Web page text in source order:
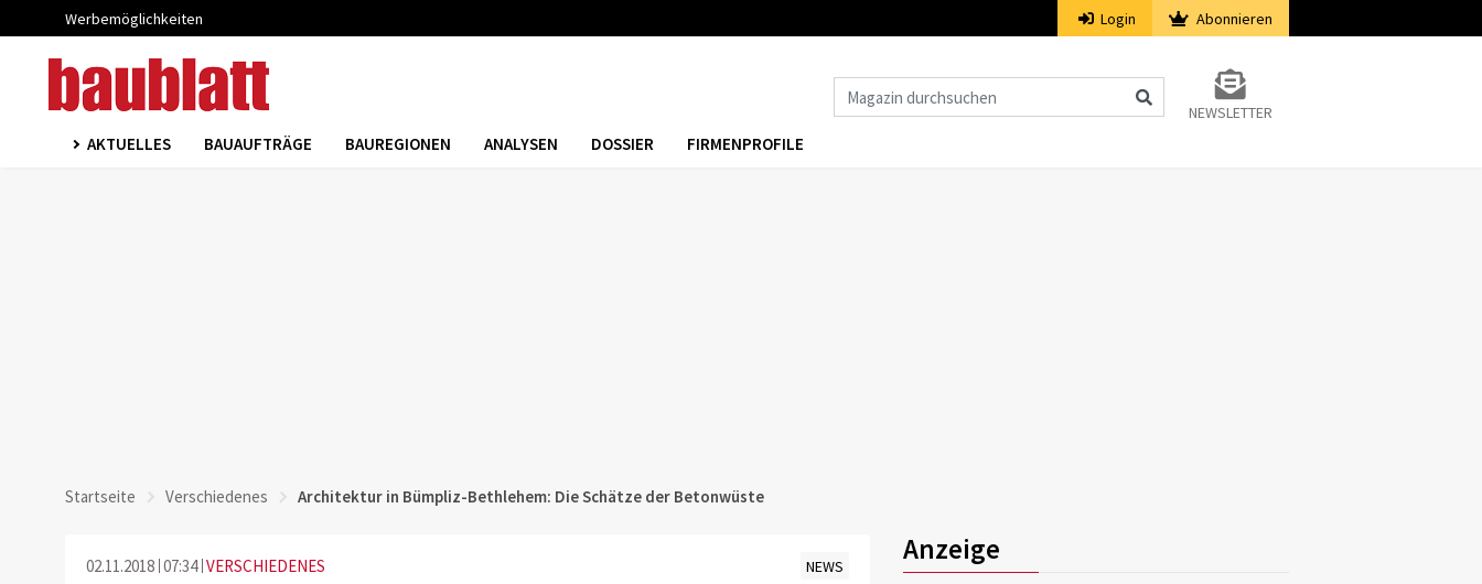
Werbemöglichkeiten Login Abonnieren
NEWSLETTER
AKTUELLES BAUAUFTRÄGE BAUREGIONEN ANALYSEN DOSSIER FIRMENPROFILE
Startseite Verschiedenes Architektur in Bümpliz-Bethlehem: Die Schätze der Betonwüste
02.11.2018 07:34 VERSCHIEDENES NEWS
Anzeige